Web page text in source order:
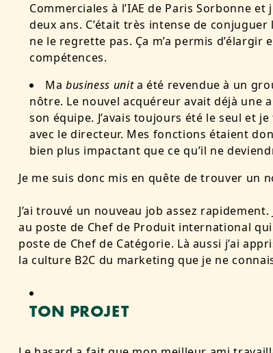
Commerciales à l’IAE de Paris Sorbonne et
deux ans. C’était très intense de
ne le regrette pas. Ça m’a permis d’élargir
compétences.
Ma business unita été revendue à un
nôtre. Le nouvel acquéreur avait déjà une
son équipe. J’avais toujours été le seul et
avec le directeur. Mes fonctions étaient
bien plus impactant que ce qu’il ne
Je me suis donc mis en quête de trouver un
J’ai trouvé un nouveau job assez
au poste de Chef de Produit international
poste de Chef de Catégorie. Là aussi j’ai
la culture B2C du marketing que je ne
TON PROJET